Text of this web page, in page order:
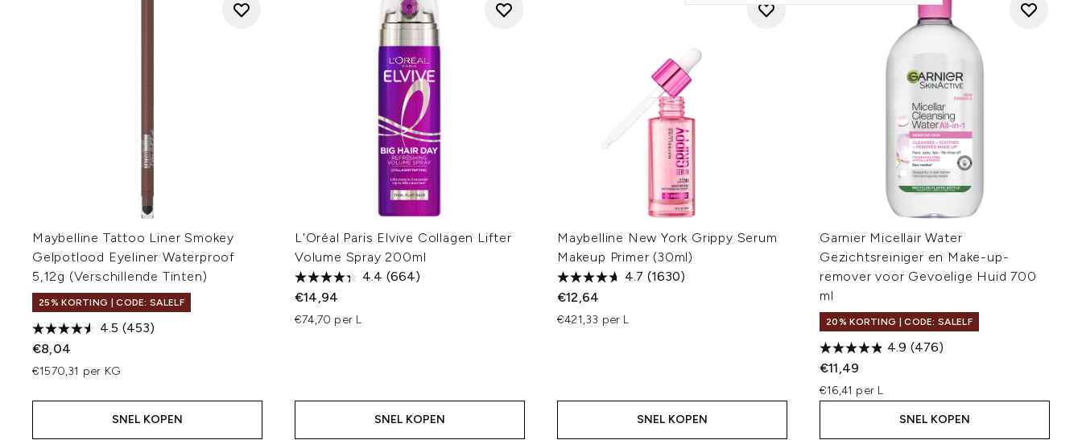
Maybelline Tattoo Liner Smokey
Gelpotlood Eyeliner Waterproof
5,12g (Verschillende Tinten)
25% KORTING | CODE: SALELF
4.5 (453)
€8,04
€1570,31 per KG
SNEL KOPEN
L'Oréal Paris Elvive Collagen Lifter
Volume Spray 200ml
4.4 (664)
€14,94
€74,70 per L
SNEL KOPEN
Maybelline New York Grippy Serum
Makeup Primer (30ml)
4.7 (1630)
€12,64
€421,33 per L
SNEL KOPEN
Garnier Micellair Water
Gezichtsreiniger en Make-up-
remover voor Gevoelige Huid 700
ml
20% KORTING | CODE: SALELF
4.9 (476)
€11,49
€16,41 per L
SNEL KOPEN